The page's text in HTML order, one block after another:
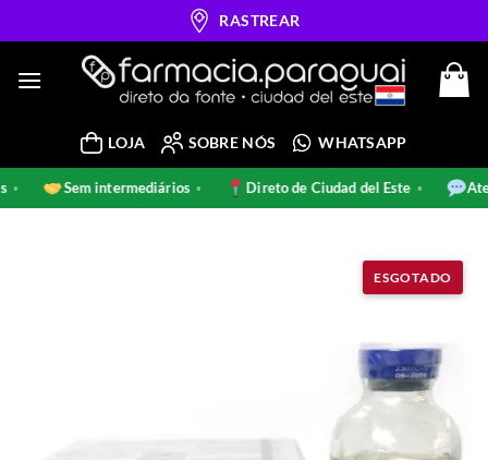
to
RASTREAR
LOJA SOBRE NÓS WHATSAPP
Sem intermediários Direto de Ciudad del Este